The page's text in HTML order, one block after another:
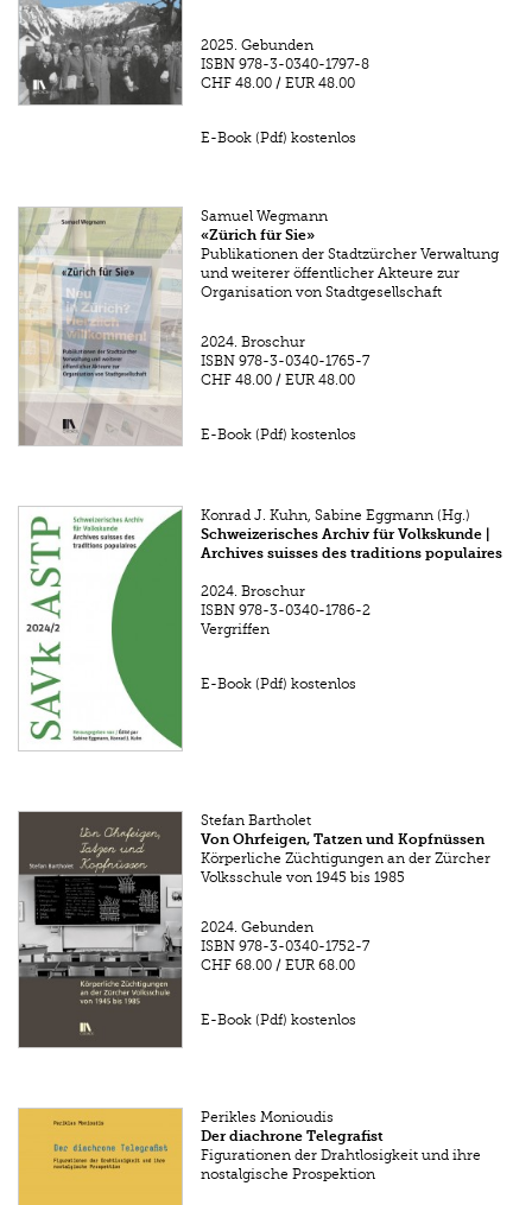
2025. Gebunden
ISBN 978-3-0340-1797-8
CHF 48.00 /EUR 48.00
E-Book (Pdf) kostenlos
Samuel Wegmann
«Zürich für Sie»
Publikationen der Stadtzürcher Verwaltung
und weiterer öffentlicher Akteure zur
Organisation von Stadtgesellschaft
2024. Broschur
ISBN 978-3-0340-1765-7
CHF 48.00 /EUR 48.00
E-Book (Pdf) kostenlos
Konrad J. Kuhn, Sabine Eggmann (Hg.)
Schweizerisches Archiv für Volkskunde |
Archives suisses des traditions populaires
2024. Broschur
ISBN 978-3-0340-1786-2
Vergriffen
E-Book (Pdf) kostenlos
Stefan Bartholet
Von Ohrfeigen, Tatzen und Kopfnüssen
Körperliche Züchtigungen an der Zürcher
Volksschule von 1945 bis 1985
2024. Gebunden
ISBN 978-3-0340-1752-7
CHF 68.00 /EUR 68.00
E-Book (Pdf) kostenlos
Perikles Monioudis
Der diachrone Telegrafist
Figurationen der Drahtlosigkeit und ihre
nostalgische Prospektion